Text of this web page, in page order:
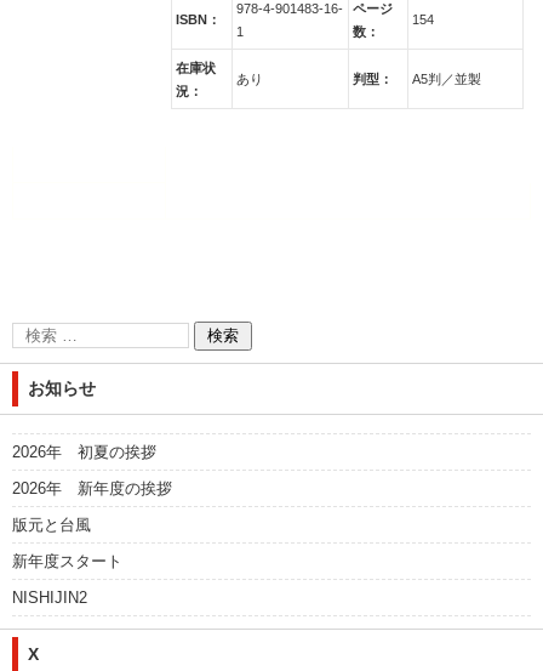
ISBN：
978-4-901483-16-
1
ページ
数：
154
在庫状
況：
あり 判型： A5判／並製
お知らせ
2026年 初夏の挨拶
2026年 新年度の挨拶
版元と台風
新年度スタート
NISHIJIN2
X